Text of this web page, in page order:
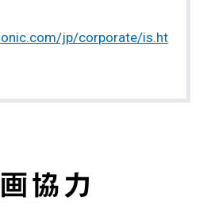
jp/corporate/is.ht
協力